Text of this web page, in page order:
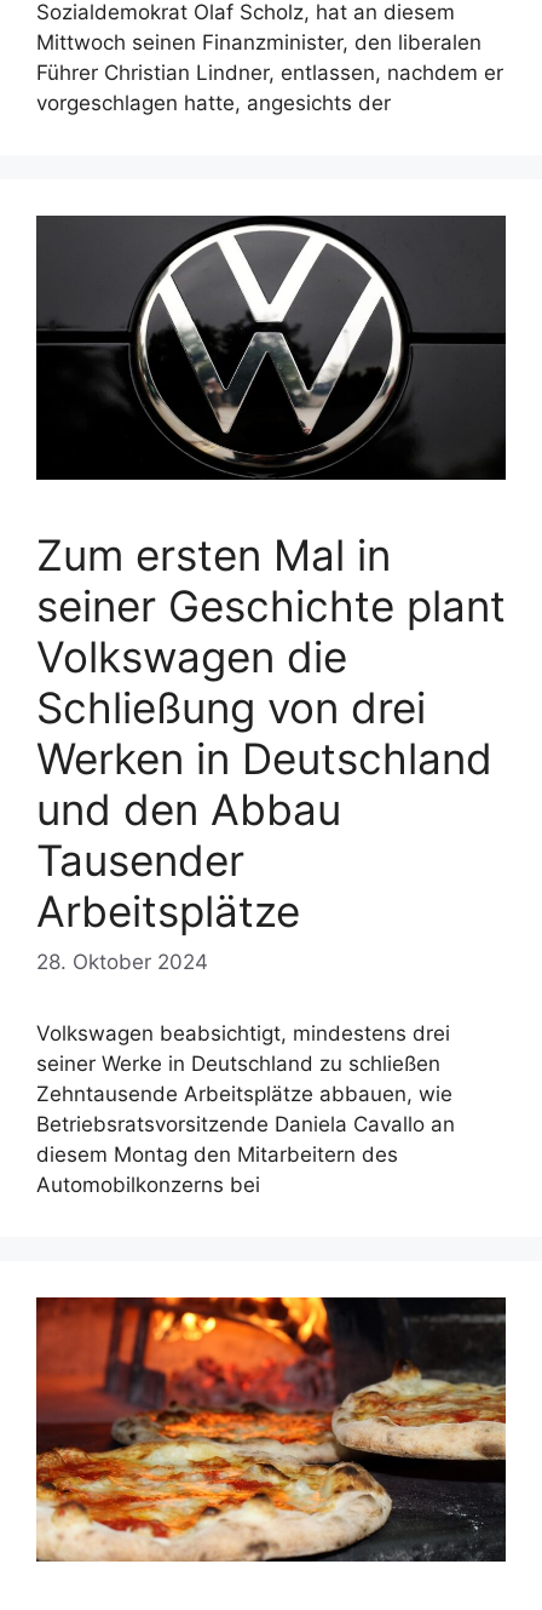
Sozialdemokrat Olaf Scholz, hat an diesem
Mittwoch seinen Finanzminister, den liberalen
Führer Christian Lindner, entlassen, nachdem er
vorgeschlagen hatte, angesichts der
Zum ersten Mal in
seiner Geschichte plant
Volkswagen die
Schließung von drei
Werken in Deutschland
und den Abbau
Tausender
Arbeitsplätze
28. Oktober 2024
Volkswagen beabsichtigt, mindestens drei
seiner Werke in Deutschland zu schließen
Zehntausende Arbeitsplätze abbauen, wie
Betriebsratsvorsitzende Daniela Cavallo an
diesem Montag den Mitarbeitern des
Automobilkonzerns bei